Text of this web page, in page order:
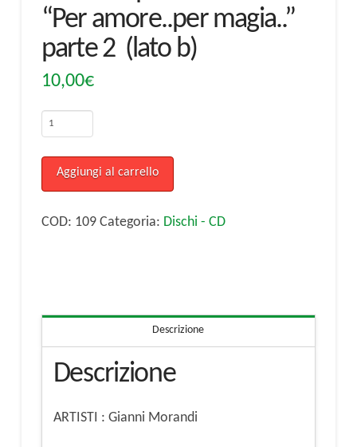
“Per amore..per magia..”
parte 2 (lato b)
10,00€
Gianni
Gianni
Morandi
presenta
amore..per
parte
1(lato
a);
Aggiungi al carrello
COD: 109 Categoria: Dischi - CD
Descrizione
Descrizione
ARTISTI : Gianni Morandi